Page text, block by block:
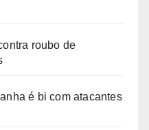
roubo de
é bi com atacantes